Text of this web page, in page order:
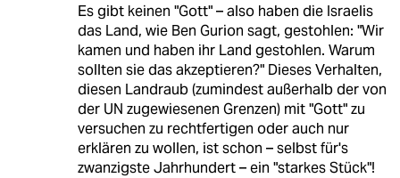
Es gibt keinen "Gott" – also haben die Israelis
das Land, wie Ben Gurion sagt, gestohlen: "Wir
kamen und haben ihr Land gestohlen. Warum
sollten sie das akzeptieren?" Dieses Verhalten,
diesen Landraub (zumindest außerhalb der von
der UN zugewiesenen Grenzen) mit "Gott" zu
versuchen zu rechtfertigen oder auch nur
erklären zu wollen, ist schon – selbst für's
zwanzigste Jahrhundert – ein "starkes Stück"!